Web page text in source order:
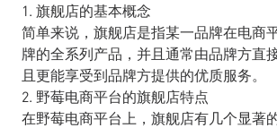
1. 旗舰店的基本概念
简单来说，旗舰店是指某一品牌在电商
牌的全系列产品，并且通常由品牌方直
且更能享受到品牌方提供的优质服务。
2. 野莓电商平台的旗舰店特点
在野莓电商平台上，旗舰店有几个显著